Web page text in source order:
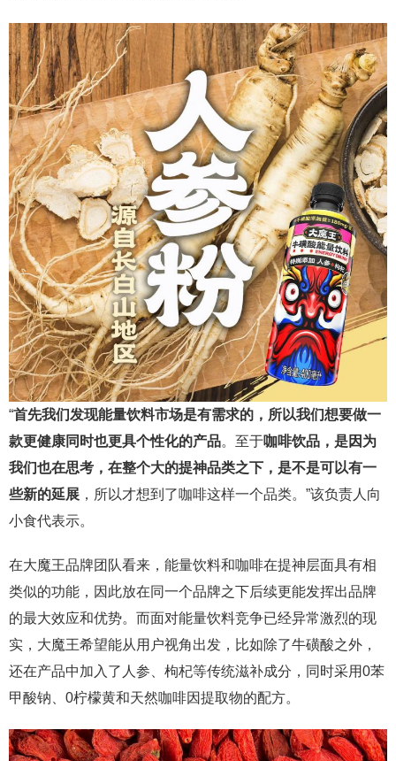
“首先我们发现能量饮料市场是有需求的，所以我们想要做一
款更健康同时也更具个性化的产品。至于咖啡饮品，是因为
我们也在思考，在整个大的提神品类之下，是不是可以有一
些新的延展 ，所以才想到了咖啡这样一个品类。”该负责人向
小食代表示。
在大魔王品牌团队看来，能量饮料和咖啡在提神层面具有相
类似的功能，因此放在同一个品牌之下后续更能发挥出品牌
的最大效应和优势。而面对能量饮料竞争已经异常激烈的现
实，大魔王希望能从用户视角出发，比如除了牛磺酸之外，
还在产品中加入了人参、枸杞等传统滋补成分，同时采用0苯
甲酸钠、0柠檬黄和天然咖啡因提取物的配方。